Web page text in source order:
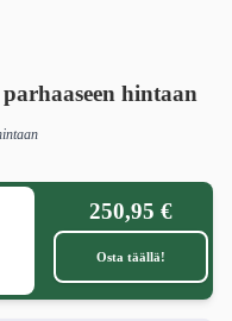
parhaaseen hintaan
250,95 €
Osta täällä!